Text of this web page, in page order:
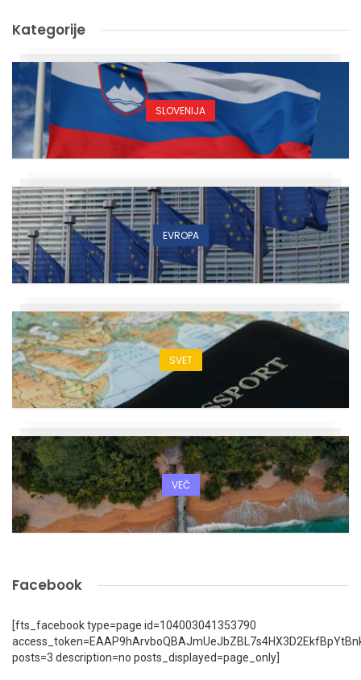
Kategorije
SLOVENIJA
EVROPA
SVET
VEČ
Facebook
[fts_facebook type=page id=104003041353790
posts=3 description=no posts_displayed=page_only]